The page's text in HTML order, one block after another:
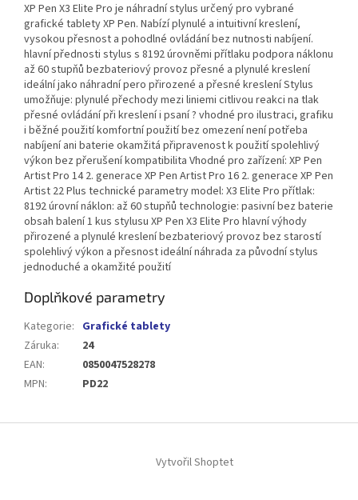
XP Pen X3 Elite Pro je náhradní stylus určený pro vybrané
grafické tablety XP Pen. Nabízí plynulé a intuitivní kreslení,
vysokou přesnost a pohodlné ovládání bez nutnosti nabíjení.
hlavní přednosti stylus s 8192 úrovněmi přítlaku podpora náklonu
až 60 stupňů bezbateriový provoz přesné a plynulé kreslení
ideální jako náhradní pero přirozené a přesné kreslení Stylus
umožňuje: plynulé přechody mezi liniemi citlivou reakci na tlak
přesné ovládání při kreslení i psaní ? vhodné pro ilustraci, grafiku
i běžné použití komfortní použití bez omezení není potřeba
nabíjení ani baterie okamžitá připravenost k použití spolehlivý
výkon bez přerušení kompatibilita Vhodné pro zařízení: XP Pen
Artist Pro 14 2. generace XP Pen Artist Pro 16 2. generace XP Pen
Artist 22 Plus technické parametry model: X3 Elite Pro přítlak:
8192 úrovní náklon: až 60 stupňů technologie: pasivní bez baterie
obsah balení 1 kus stylusu XP Pen X3 Elite Pro hlavní výhody
přirozené a plynulé kreslení bezbateriový provoz bez starostí
spolehlivý výkon a přesnost ideální náhrada za původní stylus
jednoduché a okamžité použití
Doplňkové parametry
Kategorie: Grafické tablety
Záruka:
24
EAN:
0850047528278
MPN: PD22
Vytvořil Shoptet